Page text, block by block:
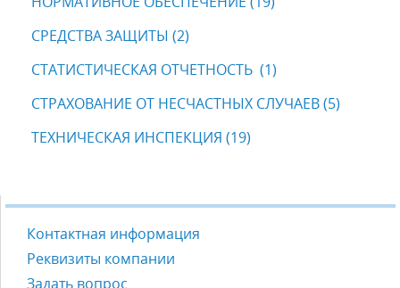
СРЕДСТВА ЗАЩИТЫ (2)
СТАТИСТИЧЕСКАЯ ОТЧЕТНОСТЬ (1)
СТРАХОВАНИЕ ОТ НЕСЧАСТНЫХ СЛУЧАЕВ (5)
ТЕХНИЧЕСКАЯ ИНСПЕКЦИЯ (19)
Контактная информация
Реквизиты компании
Задать вопрос